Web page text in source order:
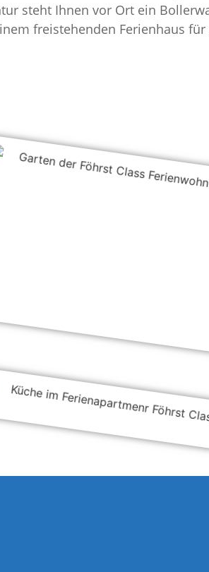
steht Ihnen vor Ort ein
freistehenden Ferienhaus